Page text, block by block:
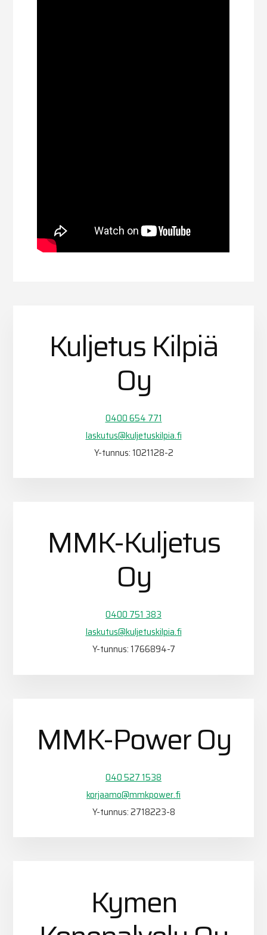
Kuljetus Kilpiä
Oy
0400 654 771
laskutus@kuljetuskilpia.fi
Y-tunnus: 1021128-2
MMK-Kuljetus
Oy
0400 751 383
laskutus@kuljetuskilpia.fi
Y-tunnus: 1766894-7
MMK-Power Oy
040 527 1538
korjaamo@mmkpower.fi
Y-tunnus: 2718223-8
Kymen